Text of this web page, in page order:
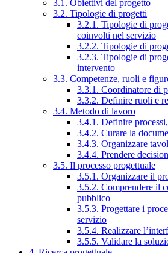
3.1. Obiettivi del progetto
3.2. Tipologie di progetti
3.2.1. Tipologie di
coinvolti nel servizio
3.2.2. Tipologie di
3.2.3. Tipologie di
intervento
3.3. Competenze, ruoli e
3.3.1. Coordinatore di
3.3.2. Definire ruoli e
3.4. Metodo di lavoro
3.4.1. Definire
3.4.2. Curare la
3.4.3. Organizzare
3.4.4. Prendere
3.5. Il processo progettuale
3.5.1. Organizzare il
3.5.2. Comprendere il
pubblico
3.5.3. Progettare i
servizio
3.5.4. Realizzare
3.5.5. Validare la